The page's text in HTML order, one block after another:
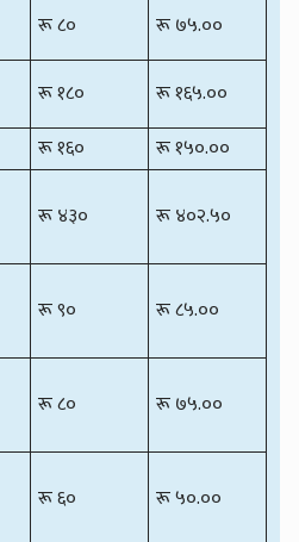
रू ८०
रू ७५.००
रू १८०
रू १६५.००
रू १६०
रू १५०.००
रू ४३० रू ४०२.५०
रू ९० रू ८५.००
रू ८० रू ७५.००
रू ६० रू ५०.००